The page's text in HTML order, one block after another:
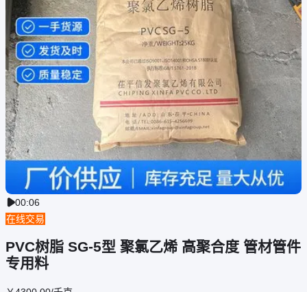
00:06
在线交易
PVC树脂 SG-5型 聚氯乙烯 高聚合度 管材管件
专用料